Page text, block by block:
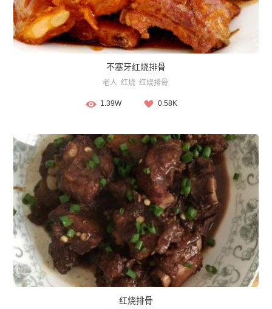
不塞牙红烧排骨
老人 红烧 红烧排骨
1.39W 0.58K
红烧排骨